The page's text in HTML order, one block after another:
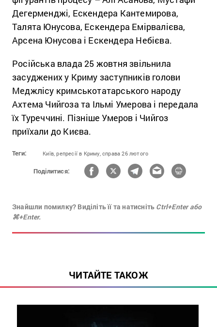
Дегерменджі, Ескендера Кантемирова,
Талята Юнусова, Ескендера Емірвалієва,
Арсена Юнусова і Ескендера Небієва.
Російська влада 25 жовтня звільнила
засуджених у Криму заступників голови
Меджлісу кримськотатарського народу
Ахтема Чийгоза та Ільмі Умерова і передала
їх Туреччині. Пізніше Умеров і Чийгоз
приїхали до Києва.
Теги: Київ, репресії в Криму, справа 26 лютого
Поділитися:
Знайшли помилку? Виділіть її та натисніть Ctrl+Enter або
⌘+Enter.
ЧИТАЙТЕ ТАКОЖ